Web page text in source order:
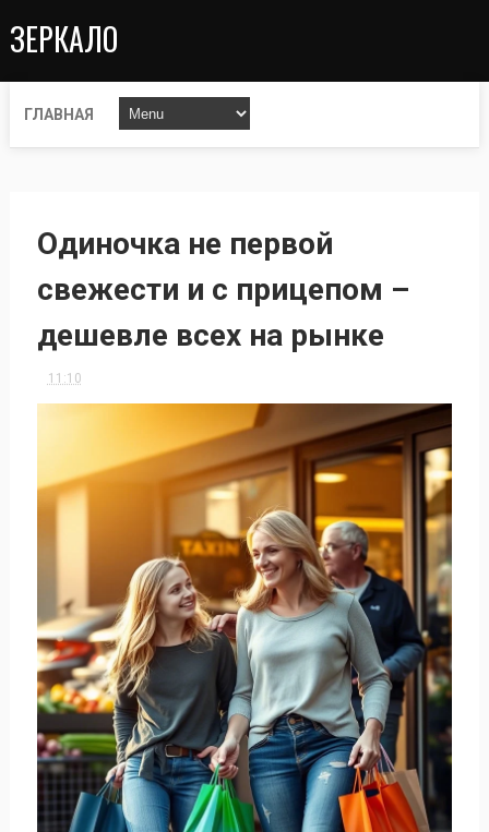
ЗЕРКАЛО
ГЛАВНАЯ
Одиночка не первой
свежести и с прицепом –
дешевле всех на рынке
11:10